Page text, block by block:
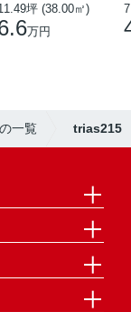
坪 (38.00㎡)
万円
一覧 trias215